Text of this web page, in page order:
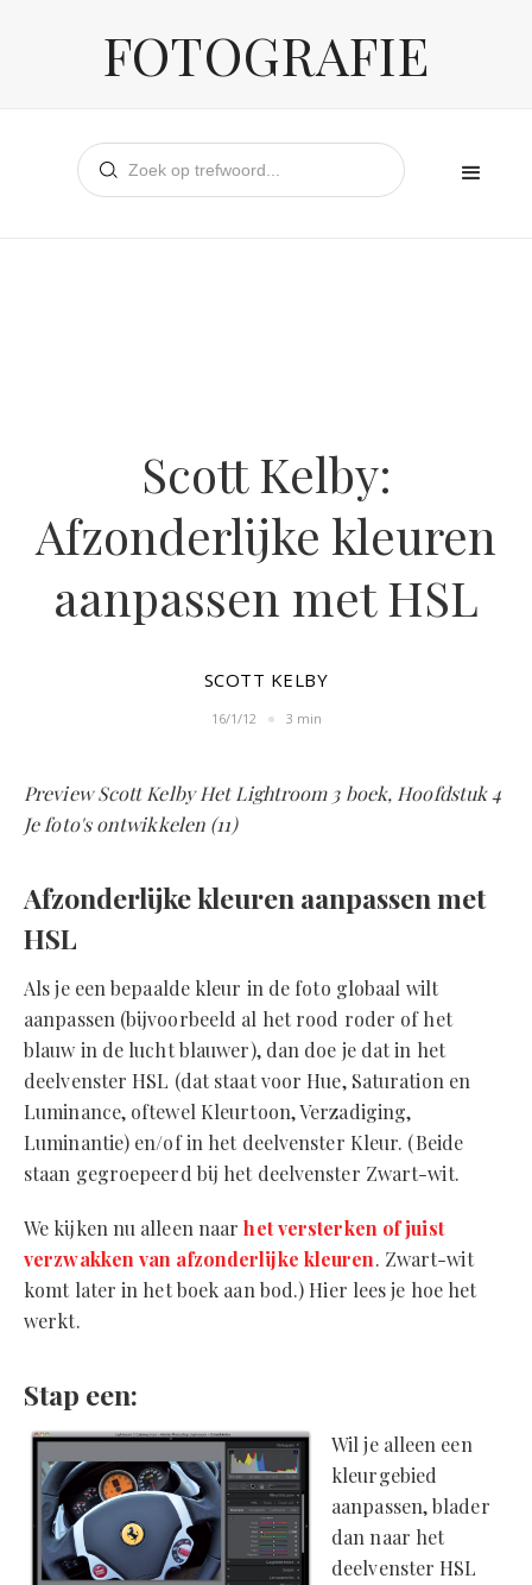
FOTOGRAFIE
Scott Kelby:
Afzonderlijke kleuren
aanpassen met HSL
SCOTT KELBY
16/1/12 3 min
Preview Scott Kelby Het Lightroom 3 boek, Hoofdstuk 4
Je foto's ontwikkelen (11)
Afzonderlijke kleuren aanpassen met
HSL
Als je een bepaalde kleur in de foto globaal wilt
aanpassen (bijvoorbeeld al het rood roder of het
blauw in de lucht blauwer), dan doe je dat in het
deelvenster HSL (dat staat voor Hue, Saturation en
Luminance, oftewel Kleurtoon, Verzadiging,
Luminantie) en/of in het deelvenster Kleur. (Beide
staan gegroepeerd bij het deelvenster Zwart-wit.
We kijken nu alleen naarhet versterken of juist
verzwakken van afzonderlijke kleuren. Zwart-wit
komt later in het boek aan bod.) Hier lees je hoe het
werkt.
Stap een:
Wil je alleen een
kleurgebied
aanpassen, blader
dan naar het
deelvenster HSL